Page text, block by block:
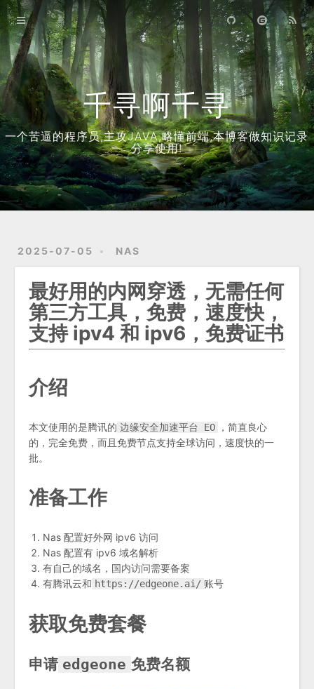
千寻啊千寻
一个苦逼的程序员,主攻JAVA,略懂前端,本博客做知识记录
分享使用!
2025-07-05 NAS
最好用的内网穿透，无需任何
第三方工具，免费，速度快，
支持 ipv4 和 ipv6，免费证书
介绍
本文使用的是腾讯的 边缘安全加速平台 EO
，简直良心
的，完全免费，而且免费节点支持全球访问，速度快的一
批。
准备工作
Nas 配置好外网 ipv6 访问
Nas 配置有 ipv6 域名解析
有自己的域名，国内访问需要备案
有腾讯云和 https://edgeone.ai/ 账号
获取免费套餐
申请 edgeone 免费名额
首页
归档
关于